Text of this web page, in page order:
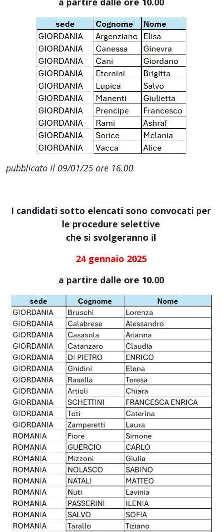
pubblicato il 09/01/25 ore 16.00
I candidati sotto elencati sono convocati per
le procedure selettive
che si svolgeranno il
24 gennaio 2025
a partire dalle ore 10.00